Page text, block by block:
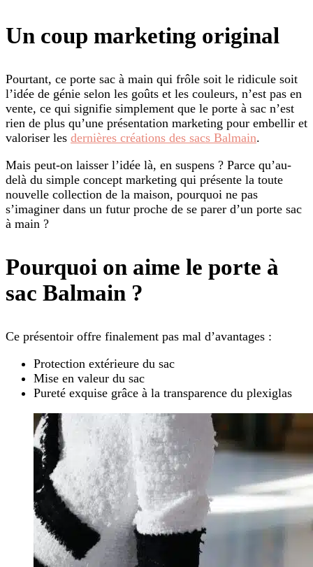
Un coup marketing original
Pourtant, ce porte sac à main qui frôle soit le ridicule soit
l’idée de génie selon les goûts et les couleurs, n’est pas en
vente, ce qui signifie simplement que le porte à sac n’est
rien de plus qu’une présentation marketing pour embellir et
valoriser les dernières créations des sacs Balmain.
Mais peut-on laisser l’idée là, en suspens ? Parce qu’au-
delà du simple concept marketing qui présente la toute
nouvelle collection de la maison, pourquoi ne pas
s’imaginer dans un futur proche de se parer d’un porte sac
à main ?
Pourquoi on aime le porte à
sac Balmain ?
Ce présentoir offre finalement pas mal d’avantages :
Protection extérieure du sac
Mise en valeur du sac
Pureté exquise grâce à la transparence du plexiglas